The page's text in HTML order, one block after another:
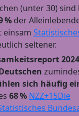
(unter 30)
% der
einsam
seltener.
2024
sich häufig
68 % NZZ+15Die